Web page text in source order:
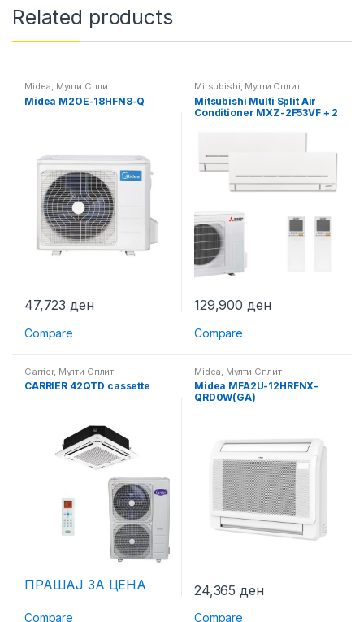
Related products
Midea, Мулти Сплит
Midea M2OE-18HFN8-Q
47,723ден
Compare
Mitsubishi, Мулти Сплит
Mitsubishi Multi Split Air
Conditioner MXZ-2F53VF + 2
129,900 ден
Compare
Carrier, Мулти Сплит
CARRIER 42QTD cassette
ПРАШАЈ ЗА ЦЕНА
Compare
Midea Мулти Сплит
Midea MFA2U-12HRFNX-
QRD0W(GA)
24,365 ден
Compare